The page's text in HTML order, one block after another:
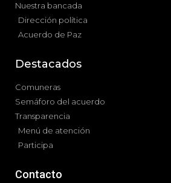
Nuestra bancada
Dirección política
Acuerdo de Paz
Destacados
Comuneras
Semáforo del acuerdo
Transparencia
Menú de atención
Participa
Contacto